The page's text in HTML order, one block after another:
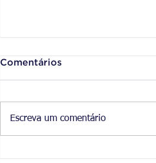
Comentários
Escreva um comentário